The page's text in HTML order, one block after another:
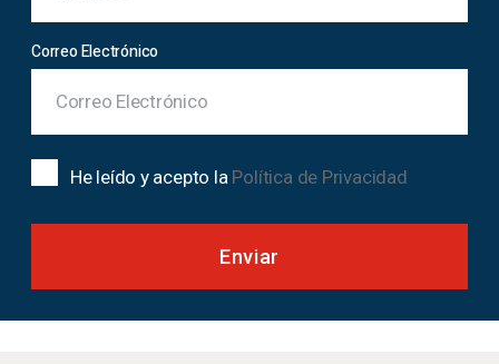
Correo Electrónico
He leído y acepto la Política de Privacidad
Enviar